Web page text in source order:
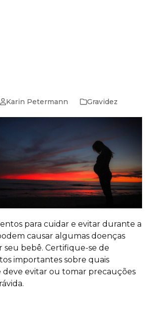
Karin Petermann Gravidez
para cuidar e evitar durante a
causar algumas doenças
seu bebê. Certifique-se de
importantes sobre quais
deve evitar ou tomar precauções